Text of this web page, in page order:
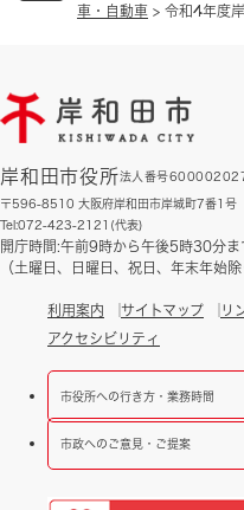
車・自動車 > 令和4年度
岸和田市役所法人番号
〒596-8510 大阪府岸和田市岸城町7番1号
Tel:072-423-2121(代表)
開庁時間:午前9時から午後5時30分ま
（土曜日、日曜日、祝日、年末年始除
利用案内 サイトマップ リ
アクセシビリティ
市役所への行き方・業務時間
市政へのご意見・ご提案